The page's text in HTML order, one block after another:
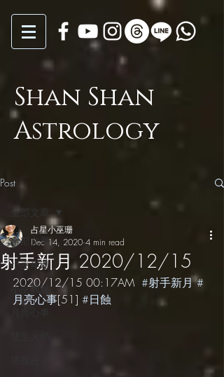
Shan Shan
Astrology
Post
全部文章
小巫年運
小巫觀點
全部文章
射手新月 2020/12/15
占星小巫珊
Dec 14, 2020 4 min read
2020/12/15 00:17AM #射手新月 #
月亮心事[51] #日蝕